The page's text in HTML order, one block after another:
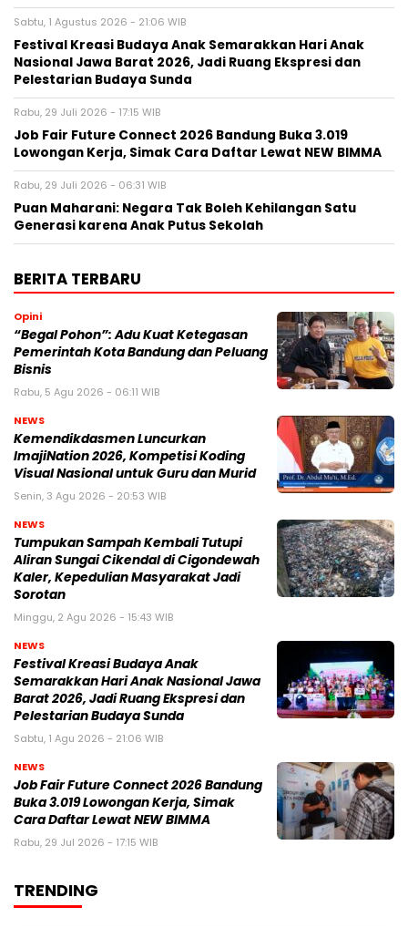
Sabtu, 1 Agustus 2026 - 21:06 WIB
Festival Kreasi Budaya Anak Semarakkan Hari Anak
Nasional Jawa Barat 2026, Jadi Ruang Ekspresi dan
Pelestarian Budaya Sunda
Rabu, 29 Juli 2026 - 17:15 WIB
Job Fair Future Connect 2026 Bandung Buka 3.019
Lowongan Kerja, Simak Cara Daftar Lewat NEW BIMMA
Rabu, 29 Juli 2026 - 06:31 WIB
Puan Maharani: Negara Tak Boleh Kehilangan Satu
Generasi karena Anak Putus Sekolah
BERITA TERBARU
Opini
“Begal Pohon”: Adu Kuat Ketegasan
Pemerintah Kota Bandung dan Peluang
Bisnis
Rabu, 5 Agu 2026 - 06:11 WIB
NEWS
Kemendikdasmen Luncurkan
ImajiNation 2026, Kompetisi Koding
Visual Nasional untuk Guru dan Murid
Senin, 3 Agu 2026 - 20:53 WIB
NEWS
Tumpukan Sampah Kembali Tutupi
Aliran Sungai Cikendal di Cigondewah
Kaler, Kepedulian Masyarakat Jadi
Sorotan
Minggu, 2 Agu 2026 - 15:43 WIB
NEWS
Festival Kreasi Budaya Anak
Semarakkan Hari Anak Nasional Jawa
Barat 2026, Jadi Ruang Ekspresi dan
Pelestarian Budaya Sunda
Sabtu, 1 Agu 2026 - 21:06 WIB
NEWS
Job Fair Future Connect 2026 Bandung
Buka 3.019 Lowongan Kerja, Simak
Cara Daftar Lewat NEW BIMMA
Rabu, 29 Jul 2026 - 17:15 WIB
TRENDING